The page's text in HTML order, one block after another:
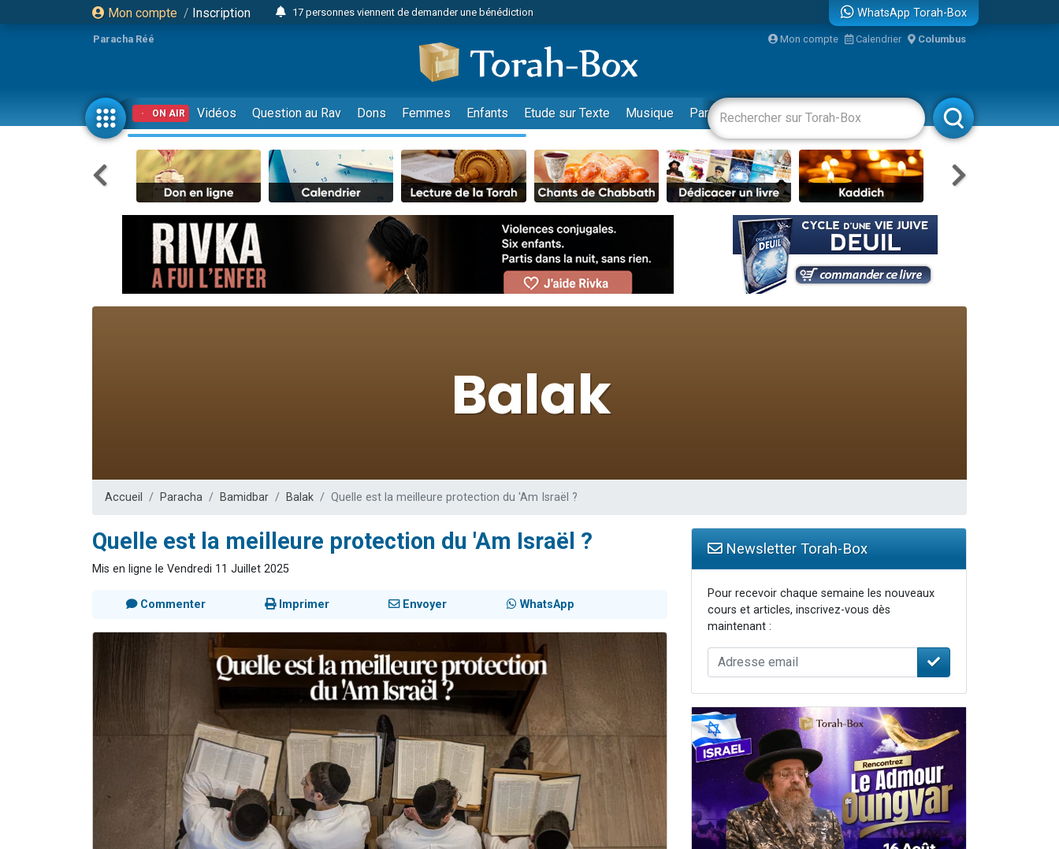
Mon compte / Inscription
17 personnes viennent de demander une bénédiction
23 personnes viennent de faire un don pour Diane, 80 ans, dans un appartement insalubre
Eva vient de donner son Maasser
4 personnes viennent de nous rejoindre sur WhatsApp
3 personnes viennent de nous rejoindre sur WhatsApp
Odaya vient de donner son Maasser
3 personnes viennent de faire un don pour 5 jours de vacances aux Orphelins
2 personnes viennent de nous rejoindre sur WhatsApp
13 personnes viennent de demander une bénédiction
Il reste 49 places pour étudier en groupe sur Zoom
30 personnes viennent de faire un don pour Sauvez la jambe de Yohan
12 nouvelles musiques dans Torah-Box Music
2 nouvelles musiques dans Torah-Box Music
8 personnes viennent de faire un don pour Tsédaka : pauvres d'Israel
WhatsApp Torah-Box
Paracha Réé Mon compte Calendrier Columbus
ON AIR Vidéos Question au Rav Dons Femmes Enfants Etude sur Texte Musique Paracha Divertissements Livres Rabbanim
Accueil Paracha Bamidbar Balak Quelle est la meilleure protection du 'Am Israël ?
Quelle est la meilleure protection du 'Am Israël ?
Mis en ligne le Vendredi 11 Juillet 2025
Commenter Imprimer Envoyer WhatsApp
Newsletter Torah-Box
Pour recevoir chaque semaine les nouveaux
cours et articles, inscrivez-vous dès
maintenant :